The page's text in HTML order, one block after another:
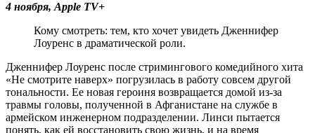
4 ноября, Apple TV+
Кому смотреть: тем, кто хочет увидеть Дженнифер
Лоуренс в драматической роли.
Дженнифер Лоуренс после стримингового комедийного хита
«Не смотрите наверх» погрузилась в работу совсем другой
тональности. Ее новая героиня возвращается домой из-за
травмы головы, полученной в Афганистане на службе в
армейском инженерном подразделении. Линси пытается
понять, как ей восстановить свою жизнь, и на время